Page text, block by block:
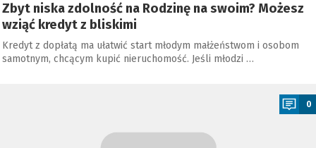
Zbyt niska zdolność na Rodzinę na swoim? Możesz
wziąć kredyt z bliskimi
Kredyt z dopłatą ma ułatwić start młodym małżeństwom i osobom
samotnym, chcącym kupić nieruchomość. Jeśli młodzi …
0